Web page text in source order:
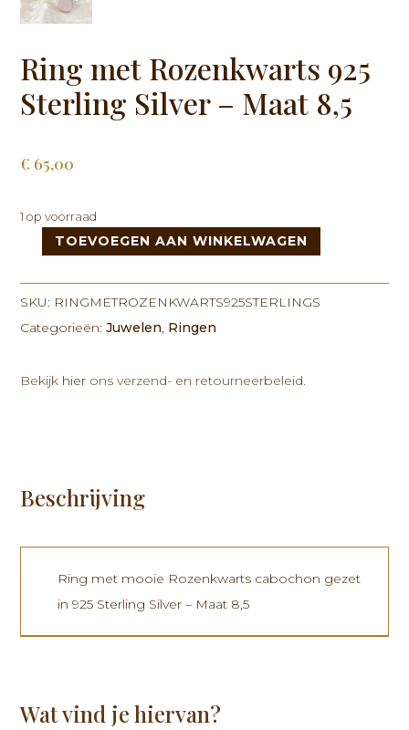
Ring met Rozenkwarts 925
Sterling Silver – Maat 8,5
€ 65,00
1 op voorraad
Sterling
-
TOEVOEGEN AAN WINKELWAGEN
SKU: RINGMETROZENKWARTS925STERLINGS
Categorieën:Juwelen, Ringen
Bekijk hier ons verzend- en retourneerbeleid.
Beschrijving
Ring met mooie Rozenkwarts cabochon gezet
in 925 Sterling Silver – Maat 8,5
Wat vind je hiervan?